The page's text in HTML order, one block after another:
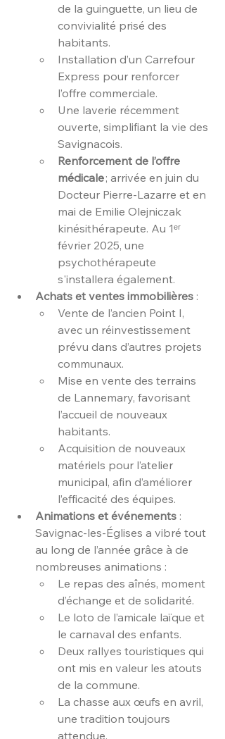
de la guinguette, un lieu de
convivialité prisé des
habitants.
Installation d’un Carrefour
Express pour renforcer
l’offre commerciale.
Une laverie récemment
ouverte, simplifiant la vie des
Savignacois.
Renforcement de l’offre
médicale ; arrivée en juin du
Docteur Pierre-Lazarre et en
mai de Emilie Olejniczak
kinésithérapeute. Au 1ᵉʳ
février 2025, une
psychothérapeute
s'installera également.
Achats et ventes immobilières :
Vente de l’ancien Point I,
avec un réinvestissement
prévu dans d’autres projets
communaux.
Mise en vente des terrains
de Lannemary, favorisant
l’accueil de nouveaux
habitants.
Acquisition de nouveaux
matériels pour l’atelier
municipal, afin d’améliorer
l’efficacité des équipes.
Animations et événements :
Savignac-les-Églises a vibré tout
au long de l’année grâce à de
nombreuses animations :
Le repas des aînés, moment
d’échange et de solidarité.
Le loto de l’amicale laïque et
le carnaval des enfants.
Deux rallyes touristiques qui
ont mis en valeur les atouts
de la commune.
La chasse aux œufs en avril,
une tradition toujours
attendue.